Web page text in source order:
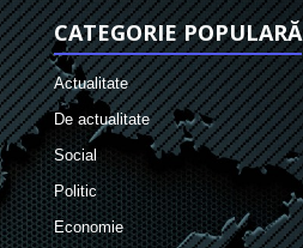
CATEGORIE POPULARĂ
Actualitate
De actualitate
Social
Politic
Economie